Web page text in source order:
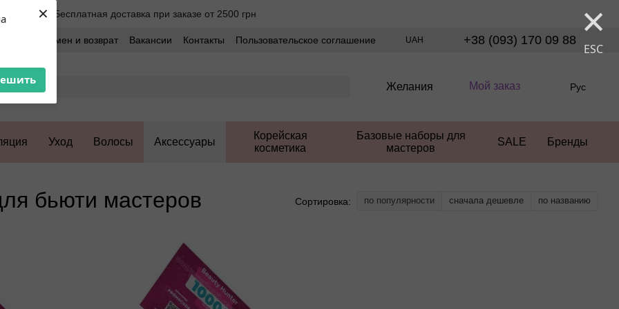
× ×
ESC
Бесплатная доставка при заказе от 2500 грн
Обмен и возврат Вакансии Контакты
Пользовательское соглашение
UAH +38 (093) 170 09 88
Желания Мой заказ Рус
Уход Волосы Аксессуары
Корейская
косметика
Базовые наборы для
мастеров
SALE Бренды
бьюти мастеров Сортировка: по популярности сначала дешевле по названию